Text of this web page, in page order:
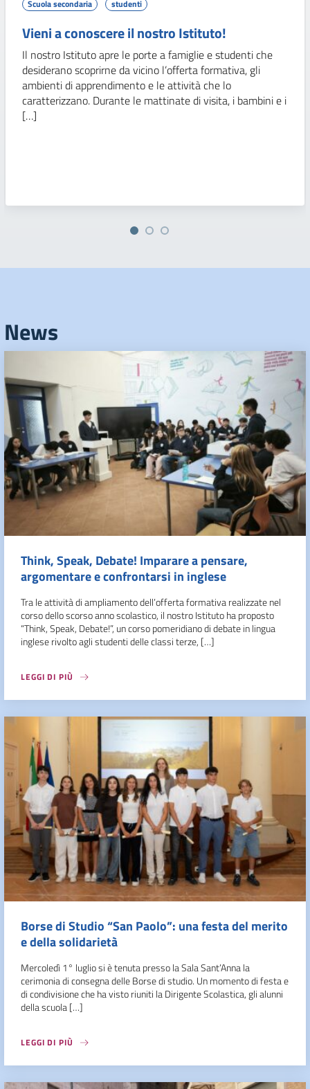
Scuola secondaria studenti
Vieni a conoscere il nostro Istituto!
Il nostro Istituto apre le porte a famiglie e studenti che
desiderano scoprirne da vicino l’offerta formativa, gli
ambienti di apprendimento e le attività che lo
caratterizzano. Durante le mattinate di visita, i bambini e i
[…]
News
Think, Speak, Debate! Imparare a pensare,
argomentare e confrontarsi in inglese
Tra le attività di ampliamento dell’offerta formativa realizzate nel
corso dello scorso anno scolastico, il nostro Istituto ha proposto
“Think, Speak, Debate!”, un corso pomeridiano di debate in lingua
inglese rivolto agli studenti delle classi terze, […]
LEGGI DI PIÙ
Borse di Studio “San Paolo”: una festa del merito
e della solidarietà
Mercoledì 1° luglio si è tenuta presso la Sala Sant’Anna la
cerimonia di consegna delle Borse di studio. Un momento di festa e
di condivisione che ha visto riuniti la Dirigente Scolastica, gli alunni
della scuola […]
LEGGI DI PIÙ